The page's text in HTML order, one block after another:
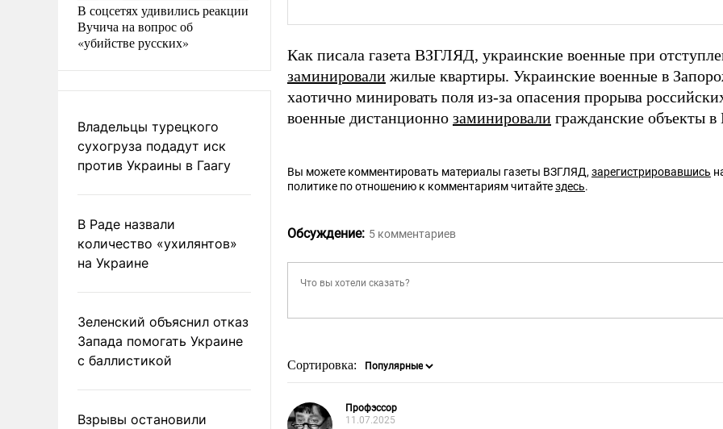
В соцсетях удивились реакции
Вучича на вопрос об
«убийстве русских»
Владельцы турецкого
сухогруза подадут иск
против Украины в Гаагу
В Раде назвали
количество «ухилянтов»
на Украине
Зеленский объяснил отказ
Запада помогать Украине
с баллистикой
Взрывы остановили
Как писала газета ВЗГЛЯД, украинские военные при
заминировали жилые квартиры. Украинские военные в
хаотично минировать поля из-за опасения прорыва
военные дистанционно заминировали гражданские объекты в
Вы можете комментировать материалы газеты ВЗГЛЯД, зарегистрировавшись
политике по отношению к комментариям читайтездесь.
Обсуждение: 5 комментариев
Сортировка:
Профэссор
11.07.2025